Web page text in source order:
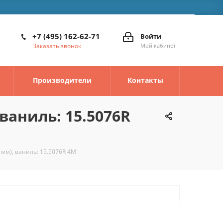
Войти
Мой кабинет
+7 (495) 162-62-71
Заказать звонок
Производители Контакты
15.5076R
ваниль: 15.5076R 4M